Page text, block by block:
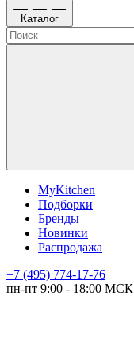
Каталог
MyKitchen
Подборки
Бренды
Новинки
Распродажа
+7 (495) 774-17-76
пн-пт 9:00 - 18:00 МСК